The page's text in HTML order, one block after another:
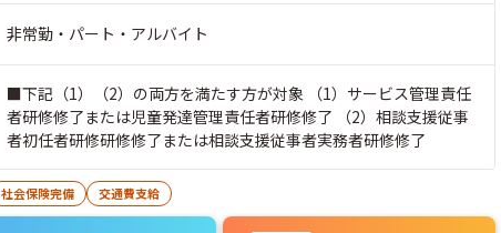
非常勤・パート・アルバイト
■下記（1）（2）の両方を満たす方が対象 （1）サービス管理責任
者研修修了または児童発達管理責任者研修修了 （2）相談支援従事
者初任者研修研修修了または相談支援従事者実務者研修修了
社会保険完備 交通費支給